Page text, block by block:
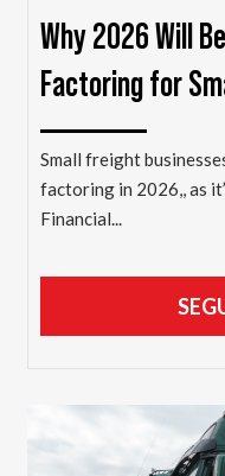
Why 2026 Will
Factoring for
Small freight
factoring in 2026,, as
Financial...